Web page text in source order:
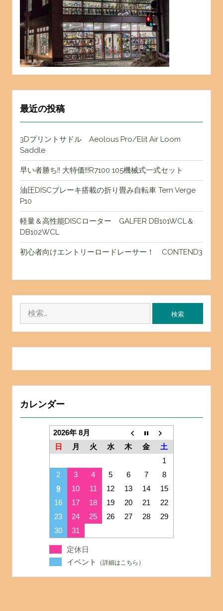
最近の投稿
3Dプリントサドル Aeolous Pro/Elit Air Loom
Saddle
早い者勝ち!! 大特価!!!R7100 105機械式一式セット
油圧DISCブレーキ搭載の折り畳み自転車 Tern Verge
P10
軽量＆高性能DISCローター GALFER DB101WCL＆
DB102WCL
初心者向けエントリーロードレーサー！ CONTEND3
カレンダー
2026年 8月
日
月 火 水 木 金
土
1
2
3 4 5 6 7
8
9
10 11 12 13 14
15
16
17 18 19 20 21
22
23
24 25 26 27 28
29
30
31
定休日
イベント